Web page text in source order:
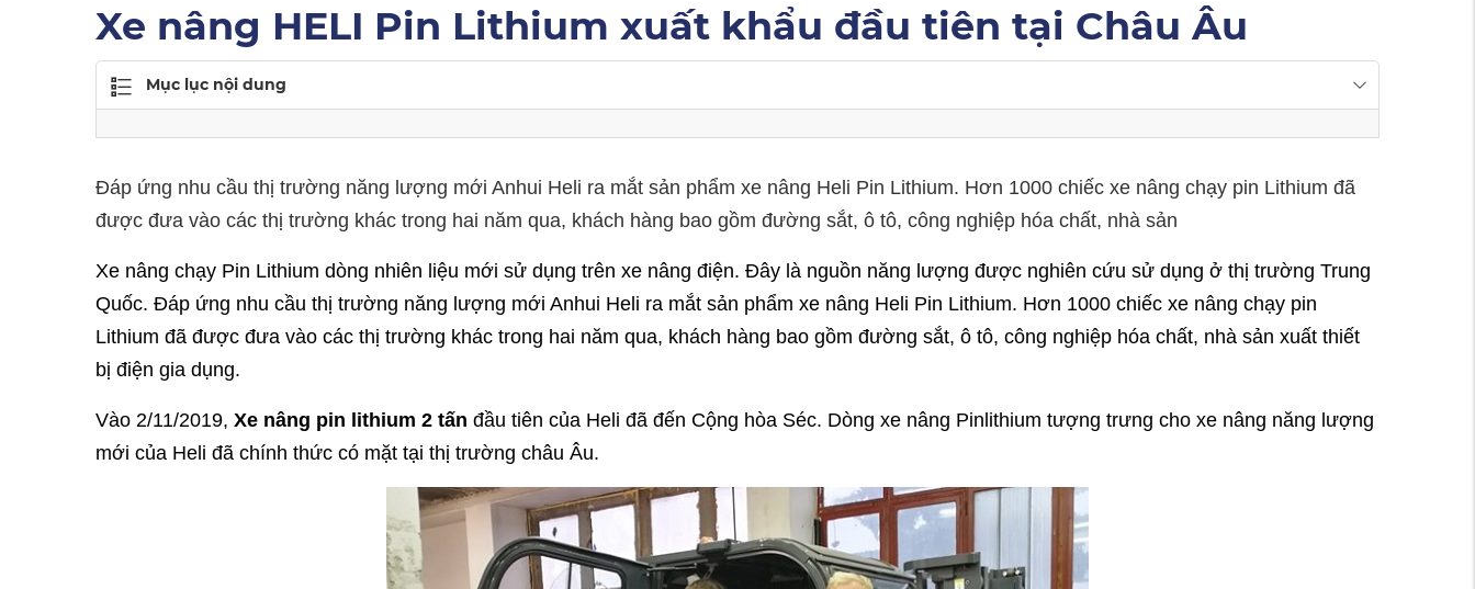
Xe nâng HELI Pin Lithium xuất khẩu đầu tiên tại Châu Âu
Mục lục nội dung
Đáp ứng nhu cầu thị trường năng lượng mới Anhui Heli ra mắt sản phẩm xe nâng Heli Pin Lithium. Hơn 1000 chiếc xe nâng chạy pin Lithium đã
được đưa vào các thị trường khác trong hai năm qua, khách hàng bao gồm đường sắt, ô tô, công nghiệp hóa chất, nhà sản
Xe nâng chạy Pin Lithium dòng nhiên liệu mới sử dụng trên xe nâng điện. Đây là nguồn năng lượng được nghiên cứu sử dụng ở thị trường Trung
Quốc. Đáp ứng nhu cầu thị trường năng lượng mới Anhui Heli ra mắt sản phẩm xe nâng Heli Pin Lithium. Hơn 1000 chiếc xe nâng chạy pin
Lithium đã được đưa vào các thị trường khác trong hai năm qua, khách hàng bao gồm đường sắt, ô tô, công nghiệp hóa chất, nhà sản xuất thiết
bị điện gia dụng.
Vào 2/11/2019, Xe nâng pin lithium 2 tấn đầu tiên của Heli đã đến Cộng hòa Séc. Dòng xe nâng Pinlithium tượng trưng cho xe nâng năng lượng
mới của Heli đã chính thức có mặt tại thị trường châu Âu.